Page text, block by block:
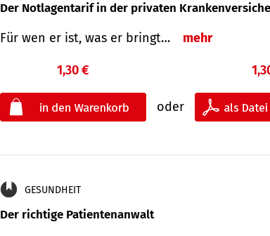
Der Notlagentarif in der privaten
Für wen er ist, was er bringt… mehr
1,30 €
oder
GESUNDHEIT
Der richtige Patientenanwalt